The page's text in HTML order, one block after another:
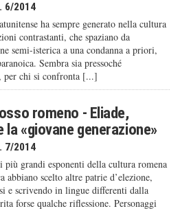
6/2014
ha sempre generato nella cultura
contrastanti, che spaziano da
semi-isterica a una condanna a priori,
Sembra sia pressoché
per chi si confronta [...]
romeno - Eliade,
la «giovane generazione»
7/2014
grandi esponenti della cultura romena
abbiano scelto altre patrie d’elezione,
e scrivendo in lingue differenti dalla
forse qualche riflessione. Personaggi